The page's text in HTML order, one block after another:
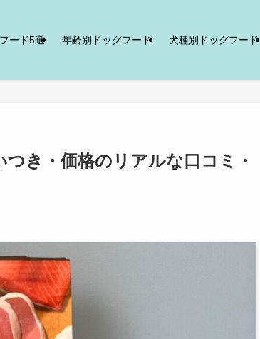
ード5選 年齢別ドッグフード 犬種別ドッグフード
き・価格のリアルな口コミ・